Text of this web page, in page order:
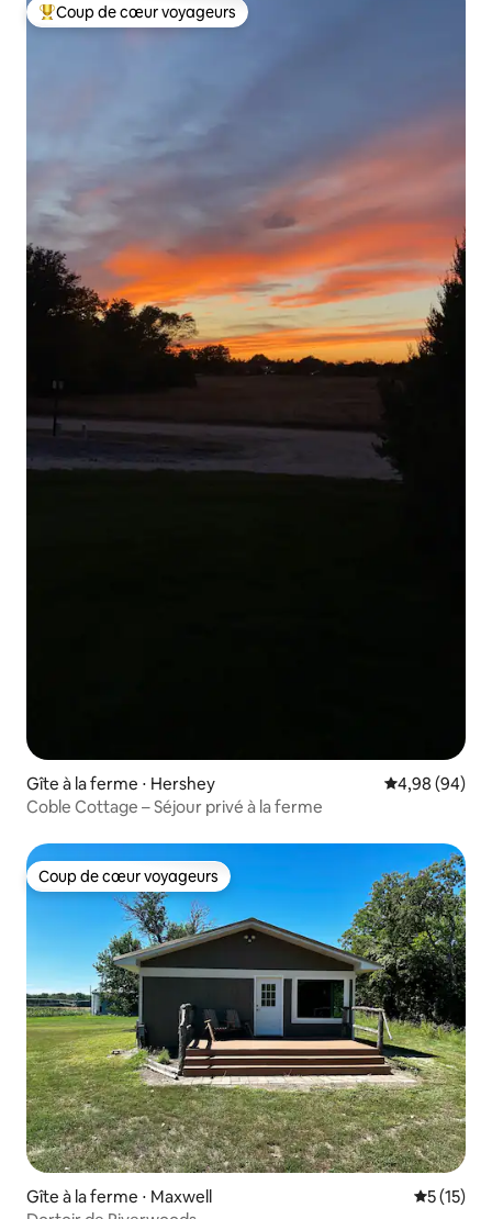
Coups de cœur voyageurs les plus appréciés
Coup de cœur voyageurs
Gîte à la ferme ⋅ Hershey Évaluation
4,98 (94)
Coble Cottage – Séjour privé à la ferme
Coup de cœur voyageurs
Coup de cœur voyageurs
Gîte à la ferme ⋅ Maxwell
5 (15)